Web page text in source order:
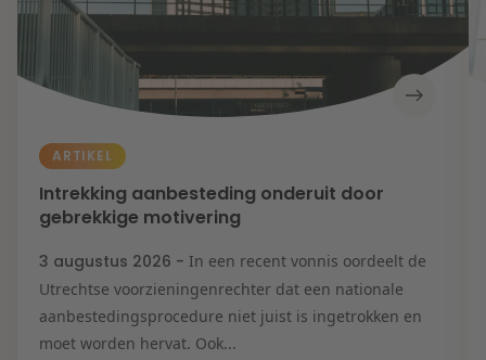
ARTIKEL
Intrekking aanbesteding onderuit door
gebrekkige motivering
3 augustus 2026 - In een recent vonnis oordeelt de
Utrechtse voorzieningenrechter dat een nationale
aanbestedingsprocedure niet juist is ingetrokken en
moet worden hervat. Ook...